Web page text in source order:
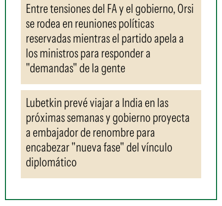
Entre tensiones del FA y el gobierno, Orsi
se rodea en reuniones políticas
reservadas mientras el partido apela a
los ministros para responder a
"demandas" de la gente
Lubetkin prevé viajar a India en las
próximas semanas y gobierno proyecta
a embajador de renombre para
encabezar "nueva fase" del vínculo
diplomático